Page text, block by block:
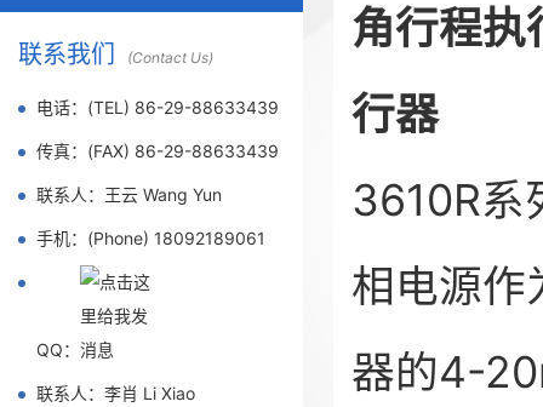
联系我们 (Contact Us)
电话：(TEL) 86-29-88633439
传真：(FAX) 86-29-88633439
联系人：王云 Wang Yun
手机：(Phone) 18092189061
QQ：
联系人：李肖 Li Xiao
角行程
行器
3610R系
相电源作
器的4-